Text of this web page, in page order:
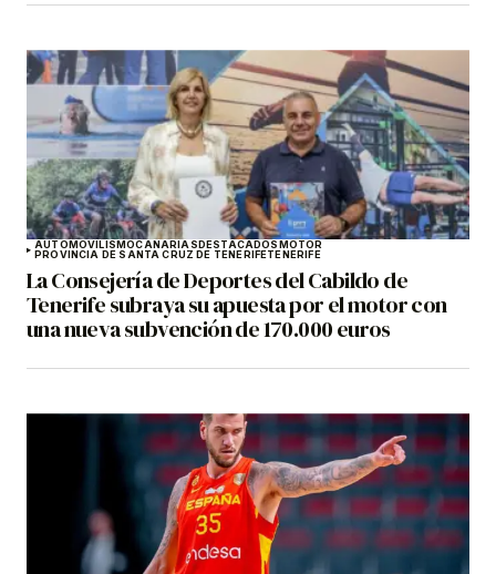
AUTOMOVILISMOCANARIASDESTACADOSMOTOR
PROVINCIA DE SANTA CRUZ DE TENERIFETENERIFE
La Consejería de Deportes del Cabildo de
Tenerife subraya su apuesta por el motor con
una nueva subvención de 170.000 euros